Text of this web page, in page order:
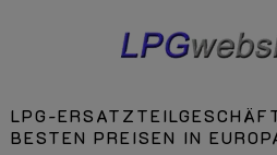
LPG-
BESTEN PREISEN IN